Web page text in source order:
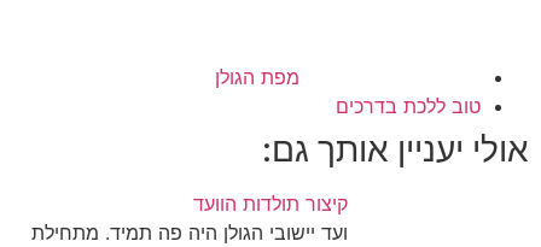
מפת הגולן
טוב ללכת בדרכים
אולי יעניין אותך גם:
קיצור תולדות הוועד
ועד יישובי הגולן היה פה תמיד. מתחילת